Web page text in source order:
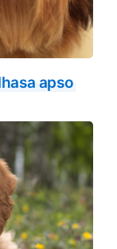
apso